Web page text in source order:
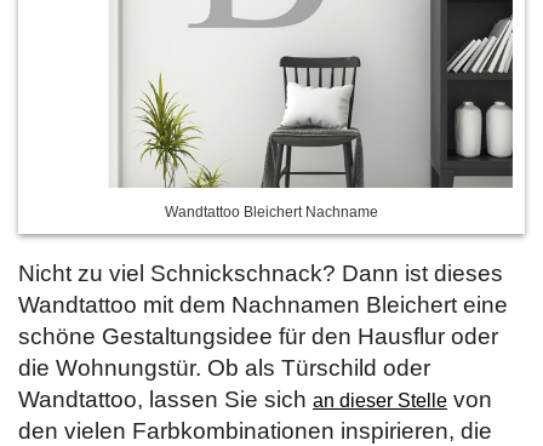
Wandtattoo Bleichert Nachname
Nicht zu viel Schnickschnack? Dann ist dieses
Wandtattoo mit dem Nachnamen Bleichert eine
schöne Gestaltungsidee für den Hausflur oder
die Wohnungstür. Ob als Türschild oder
Wandtattoo, lassen Sie sich an dieser Stelle von
den vielen Farbkombinationen inspirieren, die